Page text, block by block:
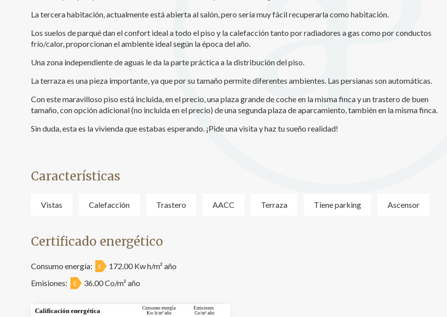
La tercera habitación, actualmente está abierta al salón, pero sería muy fácil recuperarla como habitación.
Los suelos de parqué dan el confort ideal a todo el piso y la calefacción tanto por radiadores a gas como por conductos
frío/calor, proporcionan el ambiente ideal según la época del año.
Una zona independiente de aguas le da la parte práctica a la distribución del piso.
La terraza es una pieza importante, ya que por su tamaño permite diferentes ambientes. Las persianas son automáticas.
Con este maravilloso piso está incluida, en el precio, una plaza grande de coche en la misma finca y un trastero de buen
tamaño, con opción adicional (no incluida en el precio) de una segunda plaza de aparcamiento, también en la misma finca.
Sin duda, esta es la vivienda que estabas esperando. ¡Pide una visita y haz tu sueño realidad!
Características
Vistas Calefacción Trastero AACC Terraza Tiene parking Ascensor
Certificado energético
Consumo energía: E
172.00 Kw h/m² año
Emisiones:
E 36.00 Co/m² año
Calificación energética
Consumo energía
Kw h/m² año
Emisiones
Co/m² año
en el sitio web y mostrar publicidad relacionada con el perfil de navegación del
Guardar configuración Aceptar todas